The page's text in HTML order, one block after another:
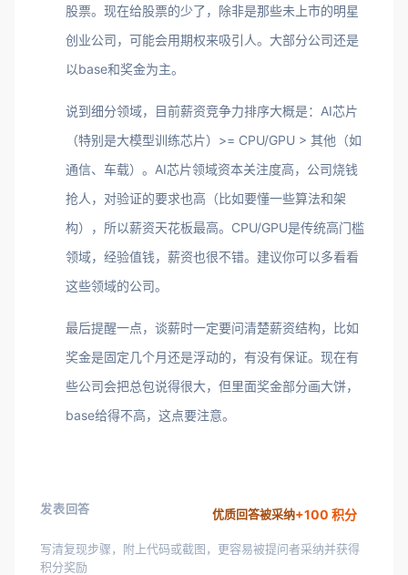
股票。现在给股票的少了，除非是那些未上市的明星
创业公司，可能会用期权来吸引人。大部分公司还是
以base和奖金为主。
说到细分领域，目前薪资竞争力排序大概是：AI芯片
（特别是大模型训练芯片）>= CPU/GPU > 其他（如
通信、车载）。AI芯片领域资本关注度高，公司烧钱
抢人，对验证的要求也高（比如要懂一些算法和架
构），所以薪资天花板最高。CPU/GPU是传统高门槛
领域，经验值钱，薪资也很不错。建议你可以多看看
这些领域的公司。
最后提醒一点，谈薪时一定要问清楚薪资结构，比如
奖金是固定几个月还是浮动的，有没有保证。现在有
些公司会把总包说得很大，但里面奖金部分画大饼，
base给得不高，这点要注意。
发表回答 优质回答被采纳+100 积分
写清复现步骤，附上代码或截图，更容易被提问者采纳并获得
积分奖励